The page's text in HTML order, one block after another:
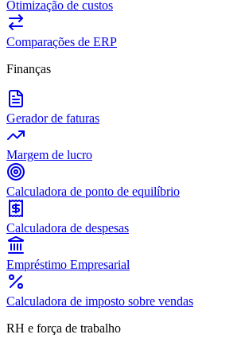
Otimização de custos
Comparações de ERP
Finanças
Gerador de faturas
Margem de lucro
Calculadora de ponto de equilíbrio
Calculadora de despesas
Empréstimo Empresarial
Calculadora de imposto sobre vendas
RH e força de trabalho